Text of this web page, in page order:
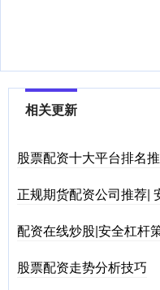
相关更新
股票配资十大平台排名推
正规期货配资公司推荐|
配资在线炒股|安全杠杆
股票配资走势分析技巧